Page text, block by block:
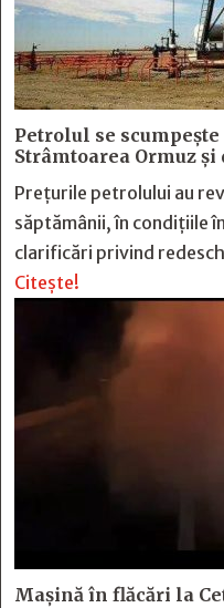
Petrolul se
Strâmtoarea Ormuz
Prețurile petrolului au
săptămânii, în condițiile
clarificări privind
Citește!
Mașină în flăcări la